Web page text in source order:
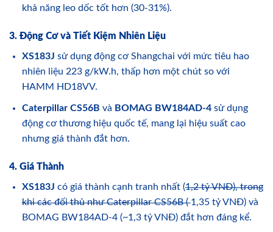
khả năng leo dốc tốt hơn (30-31%).
3. Động Cơ và Tiết Kiệm Nhiên Liệu
XS183J sử dụng động cơ Shangchai với mức tiêu hao
nhiên liệu 223 g/kW.h, thấp hơn một chút so với
HAMM HD18VV.
Caterpillar CS56B và BOMAG BW184AD-4 sử dụng
động cơ thương hiệu quốc tế, mang lại hiệu suất cao
nhưng giá thành đắt hơn.
4. Giá Thành
XS183J có giá thành cạnh tranh nhất (1,2 tỷ VNĐ), trong
khi các đối thủ như Caterpillar CS56B (1,35 tỷ VNĐ) và
BOMAG BW184AD-4 (~1,3 tỷ VNĐ) đắt hơn đáng kể.